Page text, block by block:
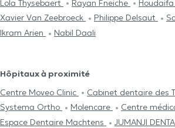
Lola Thysebaert
Rayan Fneiche
Xavier Van Zeebroeck
Philippe Delsaut
Ikram Arien
Nabil Daali
Hôpitaux à proximité
Centre Moveo Clinic
Cabinet dentaire des
Systema Ortho
Molencare
Centre
Espace Dentaire Machtens
JUMANJI